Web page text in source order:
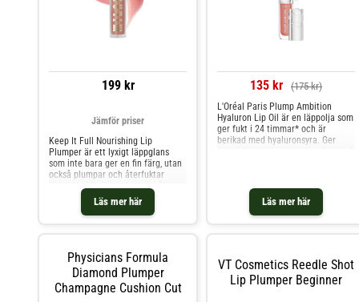
199 kr
Läs mer här
Jämför priser
Keep It Full Nourishing Lip
Plumper är ett lyxigt läppglans
som inte bara ger en fin färg, utan
också plumpar och återfuktar
läpparna.Läppglanset innehåller
fuktbindande hyaluronsyra,
stimulerar hudens naturliga
kollagenproduktion och ger ett
135 kr (175 kr)
Läs mer här
L'Oréal Paris Plump Ambition
Hyaluron Lip Oil är en läppolja som
ger fukt i 24 timmar* och är
berikad med hyaluronsyra. Ger
och tripeptider i en fuktgivande
oljeblandning ger dina läppar en
mjuk, smidig och återfuktad
samlar upp perfekt mängd formula
för en komplett, volymgivande look
med glasliknande finish.Berikad
Physicians Formula
Diamond Plumper
Champagne Cushion Cut
VT Cosmetics Reedle Shot
Lip Plumper Beginner